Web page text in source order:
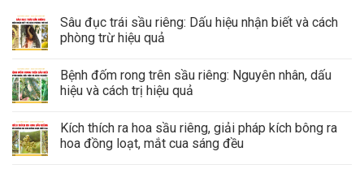
Sâu đục trái sầu riêng: Dấu hiệu nhận biết và cách
phòng trừ hiệu quả
Bệnh đốm rong trên sầu riêng: Nguyên nhân, dấu
hiệu và cách trị hiệu quả
Kích thích ra hoa sầu riêng, giải pháp kích bông ra
hoa đồng loạt, mắt cua sáng đều